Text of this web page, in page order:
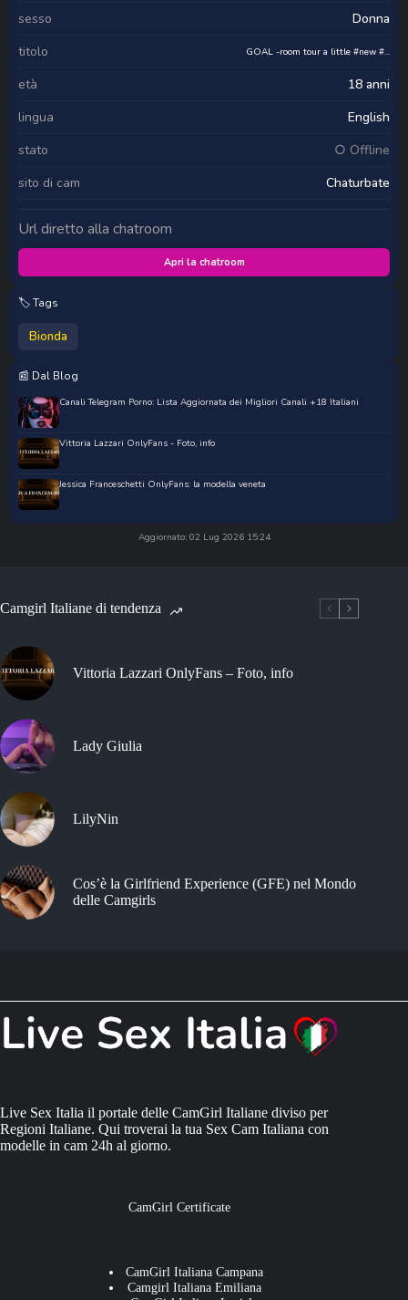
sesso
Donna
titolo
GOAL -room tour a little #new #...
età
18 anni
lingua
English
stato
○ Offline
sito di cam
Chaturbate
Url diretto alla chatroom
Apri la chatroom
🏷️ Tags
Bionda
📰 Dal Blog
Canali Telegram Porno: Lista Aggiornata dei Migliori Canali +18 Italiani
Vittoria Lazzari OnlyFans - Foto, info
Jessica Franceschetti OnlyFans: la modella veneta
Aggiornato: 02 Lug 2026 15:24
Camgirl Italiane di tendenza
Vittoria Lazzari OnlyFans – Foto, info
Lady Giulia
LilyNin
Cos’è la Girlfriend Experience (GFE) nel Mondo
delle Camgirls
Live Sex Italia il portale delle CamGirl Italiane diviso per
Regioni Italiane. Qui troverai la tua Sex Cam Italiana con
modelle in cam 24h al giorno.
CamGirl Certificate
CamGirl Italiana Campana
Camgirl Italiana Emiliana